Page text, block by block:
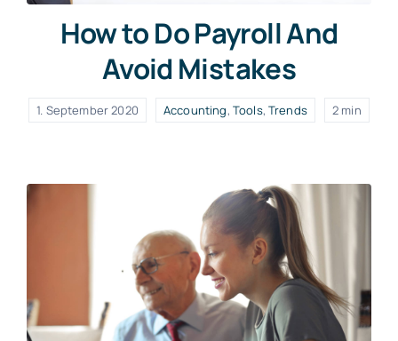
How to Do Payroll And
Avoid Mistakes
1. September 2020 Accounting, Tools,Trends 2 min